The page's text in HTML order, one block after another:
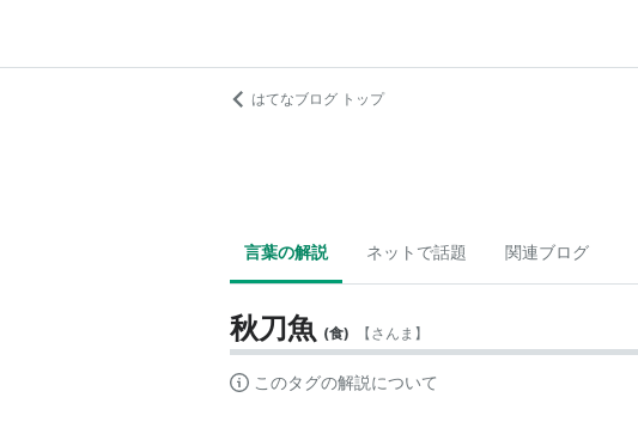
はてなブログ トップ
言葉の解説 ネットで話題 関連ブログ
秋刀魚 (食) 【さんま 】
このタグの解説について